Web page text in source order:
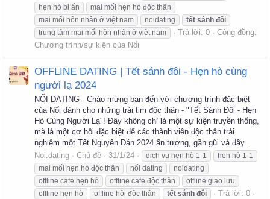
hẹn hò bi ẩn
mai mối hẹn hò độc thân
mai mối hôn nhân ở việt nam
noidating tết sánh đôi
trung tâm mai mối hôn nhân ở việt nam
Trả lời: 0
Cộng đồng:
Chương trình/sự kiện của Nối
OFFLINE DATING | Tết sánh đôi - Hẹn hò cùng
người lạ 2024
NỐI DATING - Chào mừng bạn đến với chương trình đặc biệt
của Nối dành cho những trái tim độc thân - "Tết Sánh Đôi - Hẹn
Hò Cùng Người Lạ"! Đây không chỉ là một sự kiện truyền thống,
mà là một cơ hội đặc biệt để các thành viên độc thân trải
nghiệm một Tết Nguyên Đán 2024 ấn tượng, gần gũi và đầy...
Noi.dating
Chủ đề 31/1/24 dich vụ hẹn hò 1-1
hẹn hò 1-1
mai mối hẹn hò độc thân
nối dating
noidating
offline cafe hẹn hò
offline cafe độc thân
offline giao lưu
offline hẹn hò
offline hội độc thân tết sánh đôi
Trả lời: 0